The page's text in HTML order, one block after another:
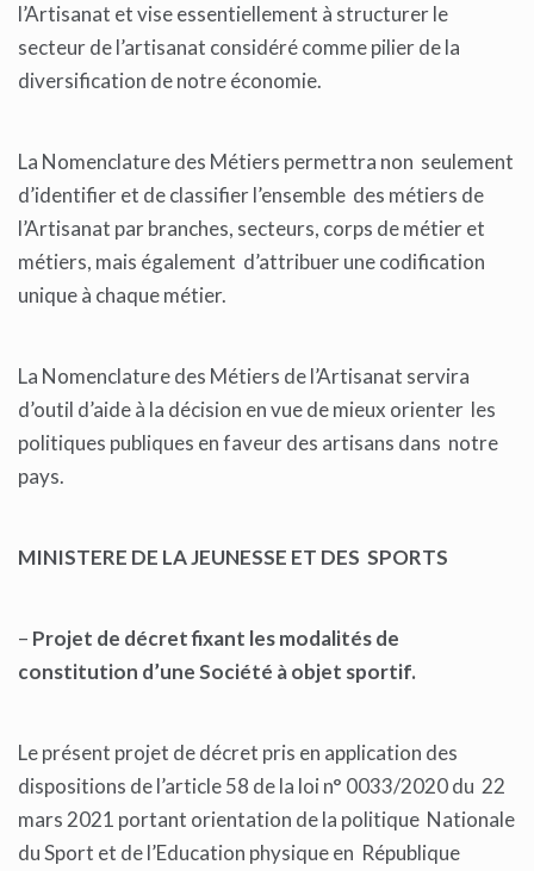
l’Artisanat et vise essentiellement à structurer le
secteur de l’artisanat considéré comme pilier de la
diversification de notre économie.
La Nomenclature des Métiers permettra non seulement
d’identifier et de classifier l’ensemble des métiers de
l’Artisanat par branches, secteurs, corps de métier et
métiers, mais également d’attribuer une codification
unique à chaque métier.
La Nomenclature des Métiers de l’Artisanat servira
d’outil d’aide à la décision en vue de mieux orienter les
politiques publiques en faveur des artisans dans notre
pays.
MINISTERE DE LA JEUNESSE ET DES SPORTS
– Projet de décret fixant les modalités de
constitution d’une Société à objet sportif.
Le présent projet de décret pris en application des
dispositions de l’article 58 de la loi n° 0033/2020 du 22
mars 2021 portant orientation de la politique Nationale
du Sport et de l’Education physique en République